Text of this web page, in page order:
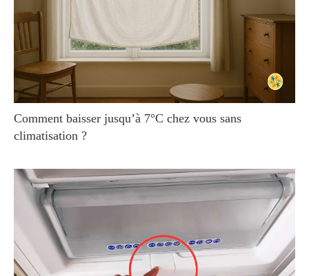
Comment baisser jusqu’à 7°C chez vous sans
climatisation ?